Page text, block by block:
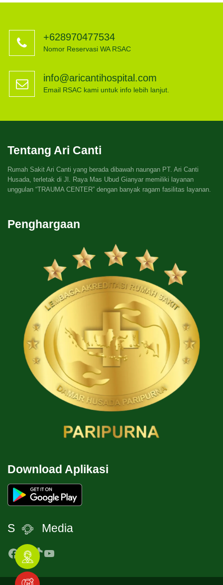
+628970477534
Nomor Reservasi WA RSAC
info@aricantihospital.com
Email RSAC kami untuk info lebih lanjut.
Tentang Ari Canti
Rumah Sakit Ari Canti yang berada dibawah naungan PT. Ari Canti
Husada, terletak di Jl. Raya Mas Ubud Gianyar memiliki layanan
unggulan “TRAUMA CENTER” dengan banyak ragam fasilitas layanan.
Penghargaan
Download Aplikasi
Social Media
Facebook
Instagram
TikTokYouTube